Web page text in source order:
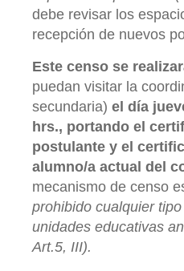
debe revisar los
recepción de nuevos
Este censo se
puedan visitar la
secundaria) el día
hrs., portando el
postulante y el
alumno/a actual del
mecanismo de censo
prohibido cualquier
unidades educativas
Art.5, III).